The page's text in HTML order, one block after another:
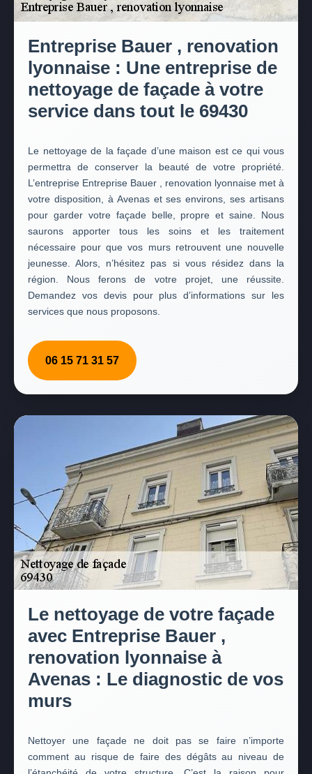
Entreprise Bauer , renovation
lyonnaise : Une entreprise de
nettoyage de façade à votre
service dans tout le 69430
Le nettoyage de la façade d’une maison est ce qui vous
permettra de conserver la beauté de votre propriété.
L’entreprise Entreprise Bauer , renovation lyonnaise met à
votre disposition, à Avenas et ses environs, ses artisans
pour garder votre façade belle, propre et saine. Nous
saurons apporter tous les soins et les traitement
nécessaire pour que vos murs retrouvent une nouvelle
jeunesse. Alors, n’hésitez pas si vous résidez dans la
région. Nous ferons de votre projet, une réussite.
Demandez vos devis pour plus d’informations sur les
services que nous proposons.
06 15 71 31 57
Le nettoyage de votre façade
avec Entreprise Bauer ,
renovation lyonnaise à
Avenas : Le diagnostic de vos
murs
Nettoyer une façade ne doit pas se faire n’importe
comment au risque de faire des dégâts au niveau de